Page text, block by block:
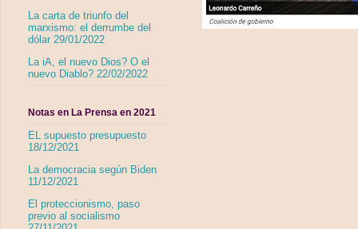
La carta de triunfo del
marxismo: el derrumbe del
dólar 29/01/2022
La iA, el nuevo Dios? O el
nuevo Diablo? 22/02/2022
Notas en La Prensa en 2021
EL supuesto presupuesto
18/12/2021
La democracia según Biden
11/12/2021
El proteccionismo, paso
previo al socialismo